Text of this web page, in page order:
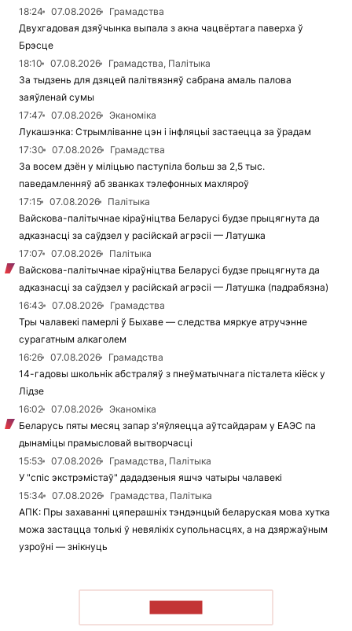
18:24
07.08.2026
Грамадства
Двухгадовая дзяўчынка выпала з акна чацвёртага паверха ў
Брэсце
18:10
07.08.2026
Грамадства, Палітыка
За тыдзень для дзяцей палітвязняў сабрана амаль палова
заяўленай сумы
17:47
07.08.2026
Эканоміка
Лукашэнка: Стрымліванне цэн і інфляцыі застаецца за ўрадам
17:30
07.08.2026
Грамадства
За восем дзён у міліцыю паступіла больш за 2,5 тыс.
паведамленняў аб званках тэлефонных махляроў
17:15
07.08.2026
Палітыка
Вайскова-палітычнае кіраўніцтва Беларусі будзе прыцягнута да
адказнасці за саўдзел у расійскай агрэсіі — Латушка
17:07
07.08.2026
Палітыка
Вайскова-палітычнае кіраўніцтва Беларусі будзе прыцягнута да
адказнасці за саўдзел у расійскай агрэсіі — Латушка (падрабязна)
16:43
07.08.2026
Грамадства
Тры чалавекі памерлі ў Быхаве — следства мяркуе атручэнне
сурагатным алкаголем
16:26
07.08.2026
Грамадства
14-гадовы школьнік абстраляў з пнеўматычнага пісталета кіёск у
Лідзе
16:02
07.08.2026
Эканоміка
Беларусь пяты месяц запар з'яўляецца аўтсайдарам у ЕАЭС па
дынаміцы прамысловай вытворчасці
15:53
07.08.2026
Грамадства, Палітыка
У "спіс экстрэмістаў" дададзеныя яшчэ чатыры чалавекі
15:34
07.08.2026
Грамадства, Палітыка
АПК: Пры захаванні цяперашніх тэндэнцый беларуская мова хутка
можа застацца толькі ў невялікіх супольнасцях, а на дзяржаўным
узроўні — знікнуць